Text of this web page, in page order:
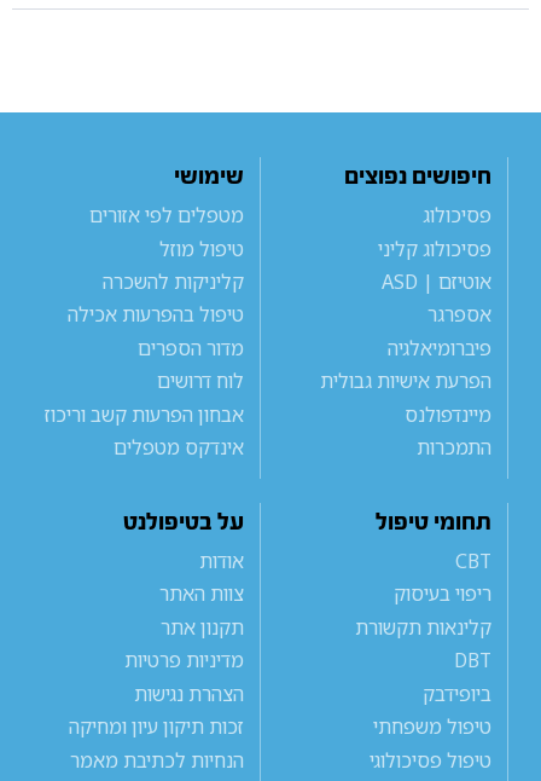
חיפושים נפוצים
פסיכולוג
פסיכולוג קליני
אוטיזם | ASD
אספרגר
פיברומיאלגיה
הפרעת אישיות גבולית
מיינדפולנס
התמכרות
שימושי
מטפלים לפי אזורים
טיפול מוזל
קליניקות להשכרה
טיפול בהפרעות אכילה
מדור הספרים
לוח דרושים
אבחון הפרעות קשב וריכוז
אינדקס מטפלים
תחומי טיפול
CBT
ריפוי בעיסוק
קלינאות תקשורת
DBT
ביופידבק
טיפול משפחתי
טיפול פסיכולוגי
על בטיפולנט
אודות
צוות האתר
תקנון אתר
מדיניות פרטיות
הצהרת נגישות
זכות תיקון עיון ומחיקה
הנחיות לכתיבת מאמר